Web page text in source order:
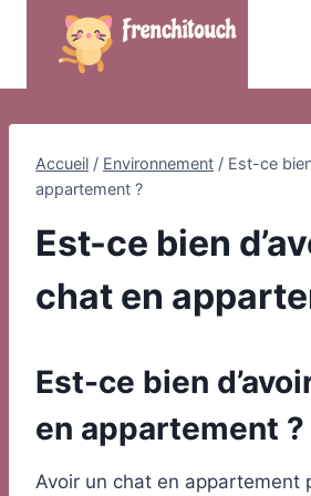
Accueil / Environnement / Est-ce
appartement ?
Est-ce bien
chat en
Est-ce bien
en appartement ?
Avoir un chat en appartement